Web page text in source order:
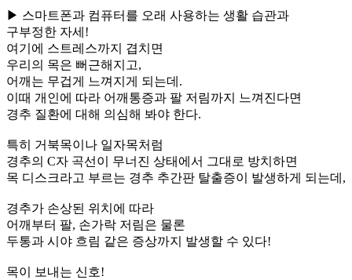
▶ 스마트폰과 컴퓨터를 오래 사용하는 생활 습관과
구부정한 자세!
여기에 스트레스까지 겹치면
우리의 목은 뻐근해지고,
어깨는 무겁게 느껴지게 되는데.
이때 개인에 따라 어깨통증과 팔 저림까지 느껴진다면
경추 질환에 대해 의심해 봐야 한다.
특히 거북목이나 일자목처럼
경추의 C자 곡선이 무너진 상태에서 그대로 방치하면
목 디스크라고 부르는 경추 추간판 탈출증이 발생하게 되는데,
경추가 손상된 위치에 따라
어깨부터 팔, 손가락 저림은 물론
두통과 시야 흐림 같은 증상까지 발생할 수 있다!
목이 보내는 신호!